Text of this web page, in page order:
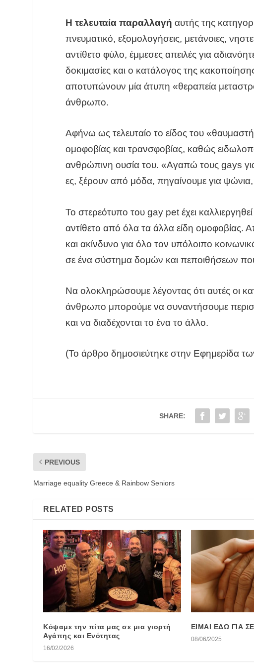
Η τελευταία παραλλαγή αυτής της
πνευματικό, εξομολογήσεις, μετάνοιες,
αντίθετο φύλο, έμμεσες απειλές για
δοκιμασίες και ο κατάλογος της
αποτυπώνουν μία άτυπη «θεραπεία
άνθρωπο.
Αφήνω ως τελευταίο το είδος του
ομοφοβίας και τρανσφοβίας, καθώς
ανθρώπινη ουσία του. «Αγαπώ τους gays
ες, ξέρουν από μόδα, πηγαίνουμε για ψώνια,
Το στερεότυπο του gay pet έχει
αντίθετο από όλα τα άλλα είδη ομοφοβίας.
και ακίνδυνο για όλο τον υπόλοιπο
σε ένα σύστημα δομών και πεποιθήσεων
Να ολοκληρώσουμε λέγοντας ότι αυτές οι
άνθρωπο μπορούμε να συναντήσουμε
και να διαδέχονται το ένα το άλλο.
(Το άρθρο δημοσιεύτηκε στην Εφημερίδα
SHARE:
PREVIOUS
Marriage equality Greece & Rainbow Seniors
RELATED POSTS
Κόψαμε την πίτα μας σε μια γιορτή
Αγάπης και Ενότητας
16/02/2026
ΕΙΜΑΙ ΕΔΩ ΓΙΑ
08/06/2025